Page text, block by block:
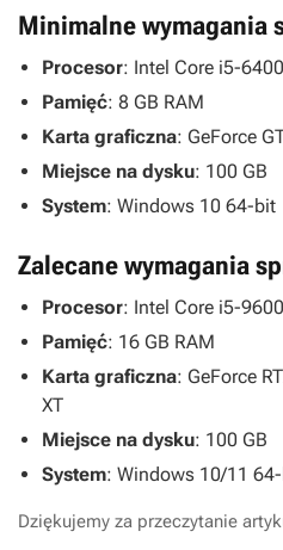
Minimalne wymagania
Procesor: Intel Core i5-
Pamięć: 8 GB RAM
Karta graficzna: GeForce
Miejsce na dysku: 100 GB
System: Windows 10 64-bit
Zalecane wymagania
Procesor: Intel Core i5-
Pamięć: 16 GB RAM
Karta graficzna: GeForce
XT
Miejsce na dysku: 100 GB
System: Windows 10/11
Dziękujemy za przeczytanie